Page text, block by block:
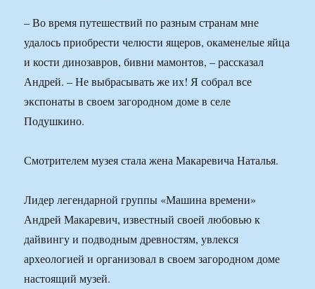
– Во время путешествий по разным странам мне
удалось приобрести челюсти ящеров, окаменелые яйца
и кости динозавров, бивни мамонтов, – рассказал
Андрей. – Не выбрасывать же их! Я собрал все
экспонаты в своем загородном доме в селе
Подушкино.
Смотрителем музея стала жена Макаревича Наталья.
Лидер легендарной группы «Машина времени»
Андрей Макаревич, известный своей любовью к
дайвингу и подводным древностям, увлекся
археологией и организовал в своем загородном доме
настоящий музей.